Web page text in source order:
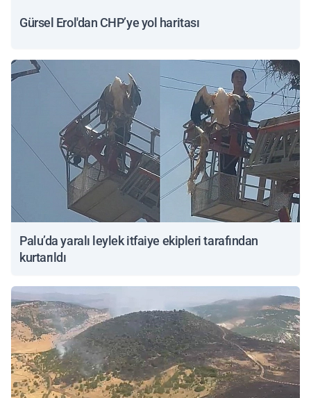
Gürsel Erol'dan CHP’ye yol haritası
Palu’da yaralı leylek itfaiye ekipleri tarafından
kurtarıldı